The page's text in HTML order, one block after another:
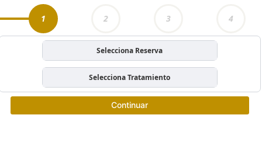
1 2 3 4
Selecciona Reserva
Selecciona Tratamiento
Continuar